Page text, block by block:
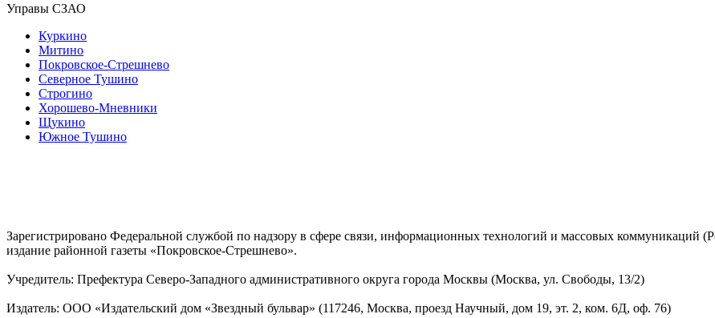
Управы СЗАО
Куркино
Митино
Покровское-Стрешнево
Северное Тушино
Строгино
Хорошево-Мневники
Щукино
Южное Тушино
Зарегистрировано Федеральной службой по надзору в сфере связи, информационных технологий и массовых
издание районной газеты «Покровское-Стрешнево».
Учредитель: Префектура Северо-Западного административного округа города Москвы (Москва, ул. Свободы, 13/2)
Издатель: ООО «Издательский дом «Звездный бульвар» (117246, Москва, проезд Научный, дом 19, эт. 2, ком. 6Д, оф. 76)